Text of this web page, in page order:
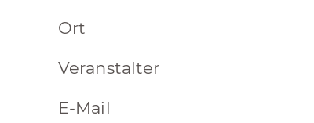
Ort
Veranstalter
E-Mail